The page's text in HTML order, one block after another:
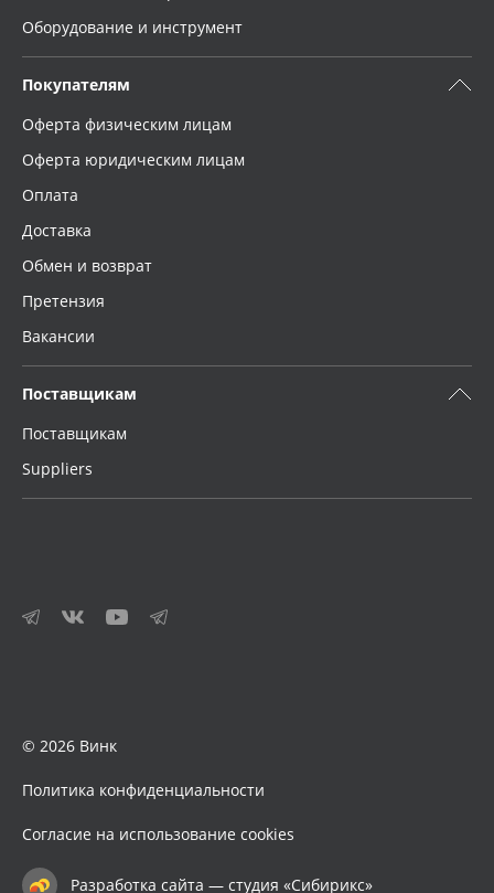
Оборудование и инструмент
Покупателям
Оферта физическим лицам
Оферта юридическим лицам
Оплата
Доставка
Обмен и возврат
Претензия
Вакансии
Поставщикам
Поставщикам
Suppliers
© 2026 Винк
Политика конфиденциальности
Согласие на использование cookies
Разработка сайта — студия «Сибирикс»